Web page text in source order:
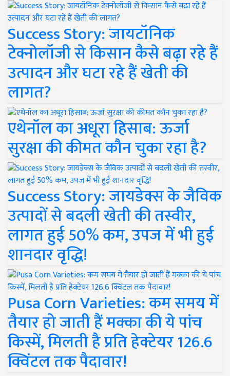
Success Story: जायटॉनिक
टेक्नोलॉजी से किसान कैसे बढ़ा रहे हैं
उत्पादन और घटा रहे हैं खेती की
लागत?
एथेनॉल का अधूरा हिसाब: ऊर्जा
सुरक्षा की कीमत कौन चुका रहा है?
Success Story: जायडेक्स के जैविक
उत्पादों से बदली खेती की तस्वीर,
लागत हुई 50% कम, उपज में भी हुई
शानदार वृद्धि!
Pusa Corn Varieties: कम समय में
तैयार हो जाती हैं मक्का की ये पांच
किस्में, मिलती है प्रति हेक्टेयर 126.6
क्विंटल तक पैदावार!